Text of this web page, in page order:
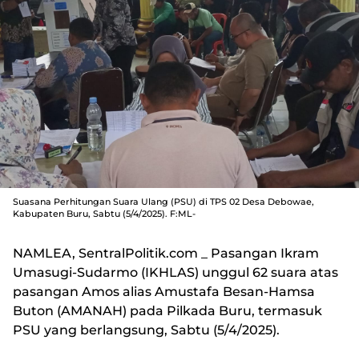
Suasana Perhitungan Suara Ulang (PSU) di TPS 02 Desa Debowae,
Kabupaten Buru, Sabtu (5/4/2025). F:ML-
NAMLEA, SentralPolitik.com _ Pasangan Ikram
Umasugi-Sudarmo (IKHLAS) unggul 62 suara atas
pasangan Amos alias Amustafa Besan-Hamsa
Buton (AMANAH) pada Pilkada Buru, termasuk
PSU yang berlangsung, Sabtu (5/4/2025).